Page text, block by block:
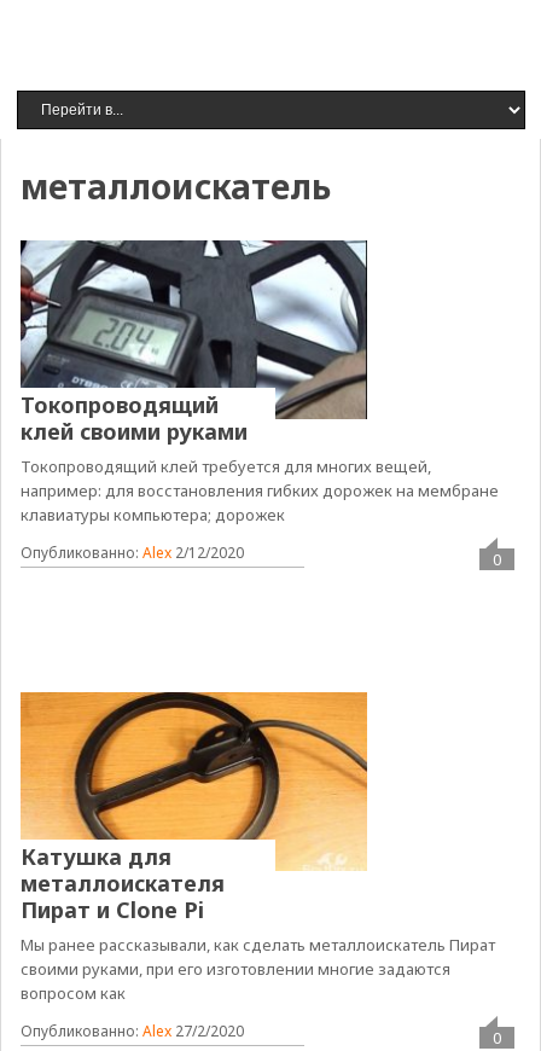
металлоискатель
Токопроводящий
клей своими руками
Токопроводящий клей требуется для многих вещей,
например: для восстановления гибких дорожек на мембране
клавиатуры компьютера; дорожек
Опубликованно: Alex 2/12/2020 0
Катушка для
металлоискателя
Пират и Clone Pi
Мы ранее рассказывали, как сделать металлоискатель Пират
своими руками, при его изготовлении многие задаются
вопросом как
Опубликованно: Alex 27/2/2020 0